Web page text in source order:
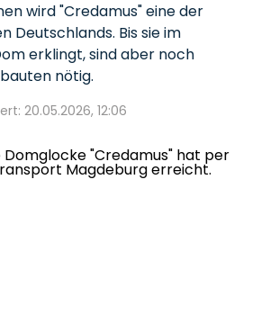
wird "Credamus" eine der
Deutschlands. Bis sie im
erklingt, sind aber noch
nötig.
20.05.2026, 12:06